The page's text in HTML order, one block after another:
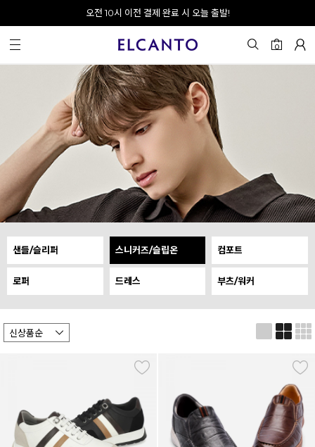
오전 10시 이전 결제 완료 시 오늘 출발!
0
샌들/슬리퍼 스니커즈/슬립온 컴포트
로퍼 드레스 부츠/워커